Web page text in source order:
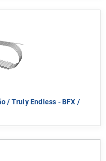
/ Truly Endless - BFX /